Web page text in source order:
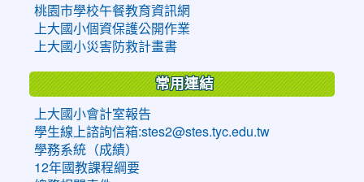
桃園市學校午餐教育資訊網
上大國小個資保護公開作業
上大國小災害防救計畫書
常用連結
上大國小會計室報告
學生線上諮詢信箱:stes2@stes.tyc.edu.tw
學務系統（成績）
12年國教課程綱要